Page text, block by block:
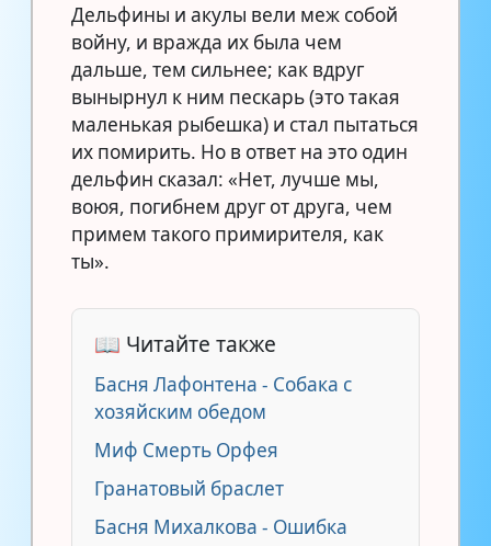
Дельфины и акулы вели меж собой
войну, и вражда их была чем
дальше, тем сильнее; как вдруг
вынырнул к ним пескарь (это такая
маленькая рыбешка) и стал пытаться
их помирить. Но в ответ на это один
дельфин сказал: «Нет, лучше мы,
воюя, погибнем друг от друга, чем
примем такого примирителя, как
ты».
📖 Читайте также
Басня Лафонтена - Собака с
хозяйским обедом
Миф Смерть Орфея
Гранатовый браслет
Басня Михалкова - Ошибка